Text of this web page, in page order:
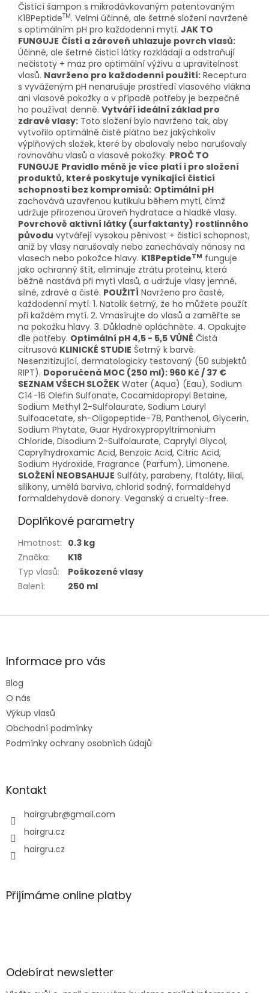
Čistící šampon s mikrodávkovaným patentovaným
K18PeptideTM. Velmi účinné, ale šetrné složení navržené
s optimálním pH pro každodenní mytí. JAK TO
FUNGUJE Čistí a zároveň uhlazuje povrch vlasů:
Účinné, ale šetrné čisticí látky rozkládají a odstraňují
nečistoty + maz pro optimální výživu a upravitelnost
vlasů. Navrženo pro každodenní použití: Receptura
s vyváženým pH nenarušuje prostředí vlasového vlákna
ani vlasové pokožky a v případě potřeby je bezpečné
ho používat denně. Vytváří ideální základ pro
zdravé vlasy: Toto složení bylo navrženo tak, aby
vytvořilo optimálně čisté plátno bez jakýchkoliv
výplňových složek, které by obalovaly nebo narušovaly
rovnováhu vlasů a vlasové pokožky. PROČ TO
FUNGUJE Pravidlo méně je více platí i pro složení
produktů, které poskytuje vynikající čisticí
schopnosti bez kompromisů: Optimální pH
zachovává uzavřenou kutikulu během mytí, čímž
udržuje přirozenou úroveň hydratace a hladké vlasy.
Povrchově aktivní látky (surfaktanty) rostlinného
původu vytvářejí vysokou pěnivost + čisticí schopnost,
aniž by vlasy narušovaly nebo zanechávaly nánosy na
vlasech nebo pokožce hlavy. K18PeptideTM funguje
jako ochranný štít, eliminuje ztrátu proteinu, která
běžně nastává při mytí vlasů, a udržuje vlasy jemné,
silné, zdravé a čisté. POUŽITÍ Navrženo pro časté,
každodenní mytí. 1. Natolik šetrný, že ho můžete použít
při každém mytí. 2. Vmasírujte do vlasů a zaměřte se
na pokožku hlavy. 3. Důkladně opláchněte. 4. Opakujte
dle potřeby. Optimální pH 4,5 - 5,5 VŮNĚ Čistá
citrusová KLINICKÉ STUDIE Šetrný k barvě.
Nesenzitizující, dermatologicky testovaný (50 subjektů
RIPT). Doporučená MOC (250 ml): 960 Kč / 37 €
SEZNAM VŠECH SLOŽEK Water (Aqua) (Eau), Sodium
C14-16 Olefin Sulfonate, Cocamidopropyl Betaine,
Sodium Methyl 2-Sulfolaurate, Sodium Lauryl
Sulfoacetate, sh-Oligopeptide-78, Panthenol, Glycerin,
Sodium Phytate, Guar Hydroxypropyltrimonium
Chloride, Disodium 2-Sulfolaurate, Caprylyl Glycol,
Caprylhydroxamic Acid, Benzoic Acid, Citric Acid,
Sodium Hydroxide, Fragrance (Parfum), Limonene.
SLOŽENÍ NEOBSAHUJE Sulfáty, parabeny, ftaláty, lilial,
silikony, umělá barviva, chlorid sodný, formaldehyd
formaldehydové donory. Veganský a cruelty-free.
Doplňkové parametry
Hmotnost: 0.3 kg
Značka:
K18
Typ vlasů:
Poškozené vlasy
Balení: 250 ml
Z
aInformace pro vás
Blog
O nás
Výkup vlasů
Obchodní podmínky
Podmínky ochrany osobních údajů
Kontakt
hairgrubr@gmail.com
hairgru.cz
hairgru.cz
Přijímáme online platby
Odebírat newsletter